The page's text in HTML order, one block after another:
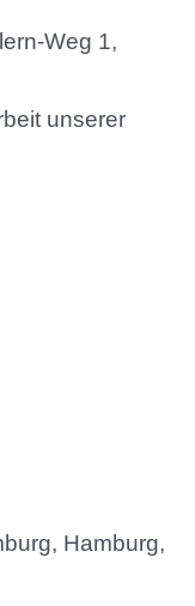
Weg 1,
unserer
Hamburg,